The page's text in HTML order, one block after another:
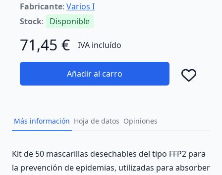
Fabricante: Varios I
Stock: Disponible
71,45 € IVA incluído
Añadir al carro
Más información Hoja de datos Opiniones
Description
Kit de 50 mascarillas desechables del tipo FFP2 para
la prevención de epidemias, utilizadas para absorber